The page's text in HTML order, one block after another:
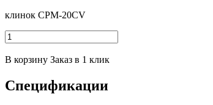
клинок CPM-20CV
В корзину Заказ в 1 клик
Спецификации